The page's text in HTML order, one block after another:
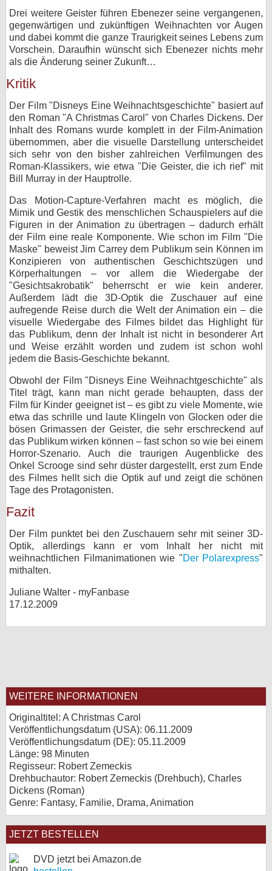
Drei weitere Geister führen Ebenezer seine vergangenen,
gegenwärtigen und zukünftigen Weihnachten vor Augen
und dabei kommt die ganze Traurigkeit seines Lebens zum
Vorschein. Daraufhin wünscht sich Ebenezer nichts mehr
als die Änderung seiner Zukunft…
Kritik
Der Film "Disneys Eine Weihnachtsgeschichte" basiert auf
den Roman "A Christmas Carol" von Charles Dickens. Der
Inhalt des Romans wurde komplett in der Film-Animation
übernommen, aber die visuelle Darstellung unterscheidet
sich sehr von den bisher zahlreichen Verfilmungen des
Roman-Klassikers, wie etwa "Die Geister, die ich rief" mit
Bill Murray in der Hauptrolle.
Das Motion-Capture-Verfahren macht es möglich, die
Mimik und Gestik des menschlichen Schauspielers auf die
Figuren in der Animation zu übertragen – dadurch erhält
der Film eine reale Komponente. Wie schon im Film "Die
Maske" beweist Jim Carrey dem Publikum sein Können im
Konzipieren von authentischen Geschichtszügen und
Körperhaltungen – vor allem die Wiedergabe der
"Gesichtsakrobatik" beherrscht er wie kein anderer.
Außerdem lädt die 3D-Optik die Zuschauer auf eine
aufregende Reise durch die Welt der Animation ein – die
visuelle Wiedergabe des Filmes bildet das Highlight für
das Publikum, denn der Inhalt ist nicht in besonderer Art
und Weise erzählt worden und zudem ist schon wohl
jedem die Basis-Geschichte bekannt.
Obwohl der Film "Disneys Eine Weihnachtgeschichte" als
Titel trägt, kann man nicht gerade behaupten, dass der
Film für Kinder geeignet ist – es gibt zu viele Momente, wie
etwa das schrille und laute Klingeln von Glocken oder die
bösen Grimassen der Geister, die sehr erschreckend auf
das Publikum wirken können – fast schon so wie bei einem
Horror-Szenario. Auch die traurigen Augenblicke des
Onkel Scrooge sind sehr düster dargestellt, erst zum Ende
des Filmes hellt sich die Optik auf und zeigt die schönen
Tage des Protagonisten.
Fazit
Der Film punktet bei den Zuschauern sehr mit seiner 3D-
Optik, allerdings kann er vom Inhalt her nicht mit
weihnachtlichen Filmanimationen wie "Der Polarexpress"
mithalten.
Juliane Walter - myFanbase
17.12.2009
WEITERE INFORMATIONEN
Originaltitel: A Christmas Carol
Veröffentlichungsdatum (USA): 06.11.2009
Veröffentlichungsdatum (DE): 05.11.2009
Länge: 98 Minuten
Regisseur: Robert Zemeckis
Drehbuchautor: Robert Zemeckis (Drehbuch), Charles
Dickens (Roman)
Genre: Fantasy, Familie, Drama, Animation
JETZT BESTELLEN
DVD jetzt bei Amazon.de